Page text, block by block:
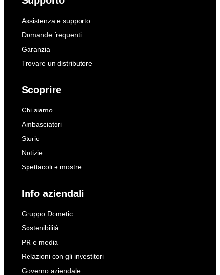
Assistenza e supporto
Domande frequenti
Garanzia
Trovare un distributore
Scoprire
Chi siamo
Ambasciatori
Storie
Notizie
Spettacoli e mostre
Info aziendali
Gruppo Dometic
Sostenibilità
PR e media
Relazioni con gli investitori
Governo aziendale